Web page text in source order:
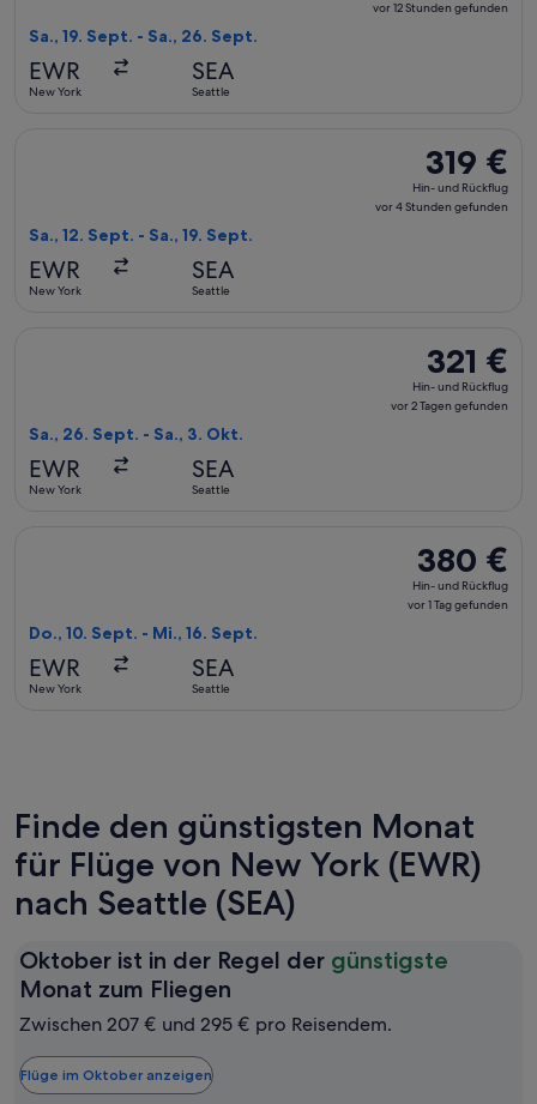
und
vor 12 Stunden gefunden
Sa., 19. Sept. - Sa., 26. Sept.
EWR
New York
SEA
Seattle
319 €
Hin-
und
319 €
Hin- und Rückflug
vor 4 Stunden gefunden
Sa., 12. Sept. - Sa., 19. Sept.
EWR
New York
SEA
Seattle
321 €
Hin-
und
321 €
Hin- und Rückflug
vor 2 Tagen gefunden
Sa., 26. Sept. - Sa., 3. Okt.
EWR
New York
SEA
Seattle
380 €
Hin-
und
380 €
Hin- und Rückflug
vor 1 Tag gefunden
Do., 10. Sept. - Mi., 16. Sept.
EWR
New York
SEA
Seattle
Finde den günstigsten Monat
für Flüge von New York (EWR)
nach Seattle (SEA)
Oktober ist in der Regel der günstigste
Monat zum Fliegen
ist
Zwischen 207 € und 295 € pro Reisendem.
Flüge im Oktober anzeigen